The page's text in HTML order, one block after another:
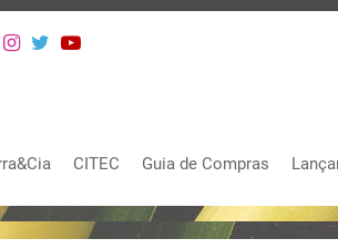
CITEC Guia de Compras